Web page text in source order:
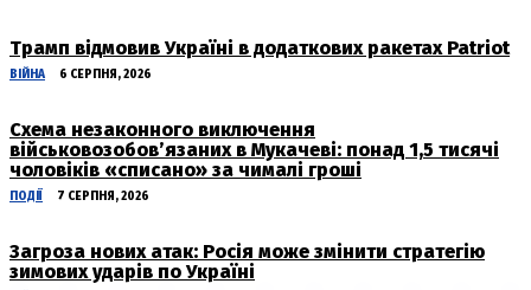
Трамп відмовив Україні в додаткових ракетах Patriot
ВІЙНА 6 СЕРПНЯ, 2026
Схема незаконного виключення
військовозобов’язаних в Мукачеві: понад 1,5 тисячі
чоловіків «списано» за чималі гроші
ПОДІЇ 7 СЕРПНЯ, 2026
Загроза нових атак: Росія може змінити стратегію
зимових ударів по Україні